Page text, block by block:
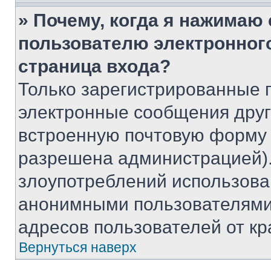
» Почему, когда я нажимаю
пользователю
страница входа?
Только зарегистрированные
электронные сообщения
встроенную почтовую
разрешена
злоупотреблений
анонимными
адресов пользователей от
Вернуться наверх